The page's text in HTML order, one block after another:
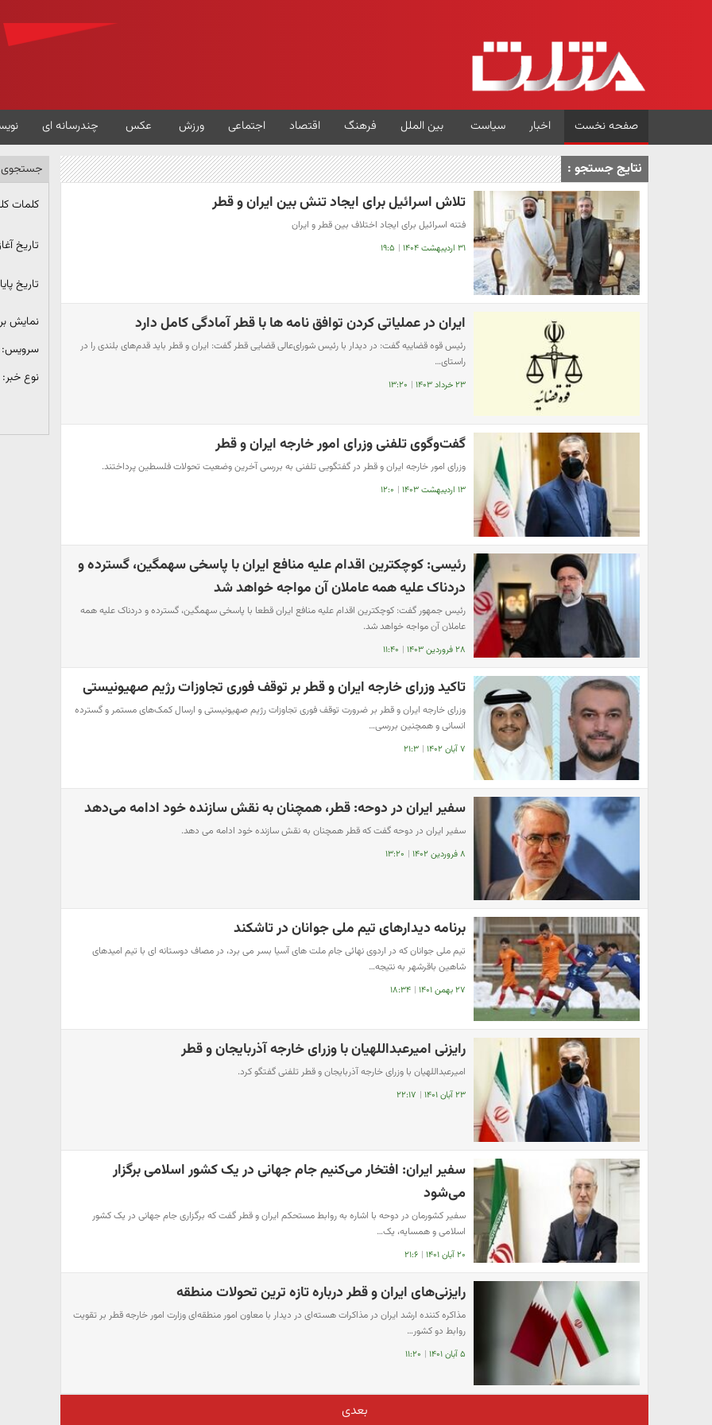
صفحه نخست اخبار سیاست بین الملل فرهنگ اقتصاد اجتماعی ورزش عکس چندرسانه ای
نتایج جستجو :
تلاش اسرائیل برای ایجاد تنش بین ایران و قطر
فتنه اسرائیل برای ایجاد اختلاف بین قطر و ایران
۳۱ اردیبهشت ۱۴۰۴ | ۱۹:۵
ایران در عملیاتی کردن توافق نامه ها با قطر آمادگی کامل دارد
رئیس قوه قضاییه گفت: در دیدار با رئیس شورای‌عالی قضایی قطر گفت: ایران و قطر باید قدم‌های بلندی را در
راستای…
۲۳ خرداد ۱۴۰۳ | ۱۳:۲۰
گفت‌وگوی تلفنی وزرای امور خارجه ایران و قطر
وزرای امور خارجه ایران و قطر در گفتگویی تلفنی به بررسی آخرین وضعیت تحولات فلسطین پرداختند.
۱۳ اردیبهشت ۱۴۰۳ | ۱۲:۰
رئیسی: کوچکترین اقدام علیه منافع ایران با پاسخی سهمگین، گسترده و
دردناک علیه همه عاملان آن مواجه خواهد شد
رئیس جمهور گفت: کوچکترین اقدام علیه منافع ایران قطعا با پاسخی سهمگین، گسترده و دردناک علیه همه
عاملان آن مواجه خواهد شد.
۲۸ فروردین ۱۴۰۳ | ۱۱:۴۰
تاکید وزرای خارجه ایران و قطر بر توقف فوری تجاوزات رژیم صهیونیستی
وزرای خارجه ایران و قطر بر ضرورت توقف فوری تجاوزات رژیم صهیونیستی و ارسال کمک‌های مستمر و گسترده
انسانی و همچنین بررسی…
۷ آبان ۱۴۰۲ | ۲۱:۳
سفیر ایران در دوحه: قطر، همچنان به نقش سازنده خود ادامه می‌دهد
سفیر ایران در دوحه گفت که قطر همچنان به نقش سازنده خود ادامه می دهد.
۸ فروردین ۱۴۰۲ | ۱۳:۲۰
برنامه دیدارهای تیم ملی جوانان در تاشکند
تیم ملی جوانان که در اردوی نهائی جام ملت های آسیا بسر می برد، در مصاف دوستانه ای با تیم امیدهای
شاهین باقرشهر به نتیجه…
۲۷ بهمن ۱۴۰۱ | ۱۸:۳۴
رایزنی امیرعبداللهیان با وزرای خارجه آذربایجان و قطر
امیرعبداللهیان با وزرای خارجه آذربایجان و قطر تلفنی گفتگو کرد.
۲۳ آبان ۱۴۰۱ | ۲۲:۱۷
سفیر ایران: افتخار می‌کنیم جام جهانی در یک کشور اسلامی برگزار
می‌شود
سفیر کشورمان در دوحه با اشاره به روابط مستحکم ایران و قطر گفت که برگزاری جام جهانی در یک کشور
اسلامی و همسایه، یک…
۲۰ آبان ۱۴۰۱ | ۲۱:۶
رایزنی‌های ایران و قطر درباره تازه ترین تحولات منطقه
مذاکره کننده ارشد ایران در مذاکرات هسته‌ای در دیدار با معاون امور منطقه‌ای وزارت امور خارجه قطر بر تقویت
روابط دو کشور…
۵ آبان ۱۴۰۱ | ۱۱:۲۰
بعدی
جستجوی
کلمات
تاریخ
تاریخ
نمایش
سرویس:
نوع خبر: